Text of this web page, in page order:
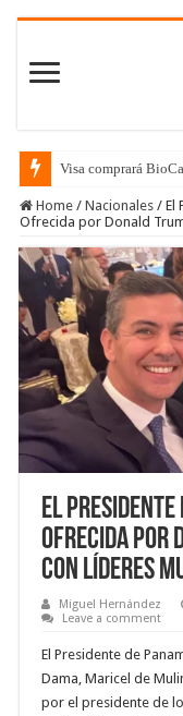
Visa comprará
Home / Nacionales / El
Ofrecida por Donald
El Presidente
Ofrecida por
con Líderes
Miguel Hernández
Leave a comment
El Presidente de
Dama, Maricel de
por el presidente de